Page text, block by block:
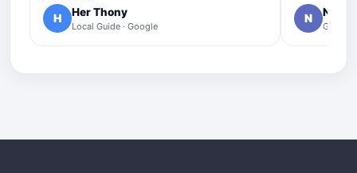
H Her Thony
Local Guide · Google
N Nelly
Google